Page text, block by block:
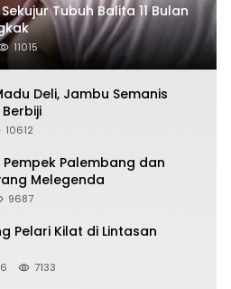
Tubuh Balita 11 Bulan
11015
Deli, Jambu Semanis
10612
Pempek Palembang dan
Melegenda
9687
Pelari Kilat di Lintasan
7133